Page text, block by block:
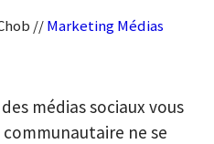
//MarketingMédias
médias sociaux vous
ne se